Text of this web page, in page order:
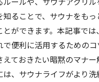
ることで、サウナをも
ができます。本記事では
で便利に活用するための
ておきたい暗黙のマナ
、サウナライフがより洗